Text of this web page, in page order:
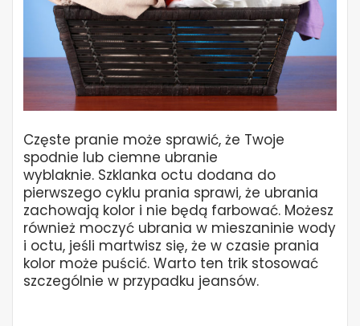
Częste pranie może sprawić, że Twoje
spodnie lub ciemne ubranie
wyblaknie. Szklanka octu dodana do
pierwszego cyklu prania sprawi, że ubrania
zachowają kolor i nie będą farbować. Możesz
również moczyć ubrania w mieszaninie wody
i octu, jeśli martwisz się, że w czasie prania
kolor może puścić. Warto ten trik stosować
szczególnie w przypadku jeansów.